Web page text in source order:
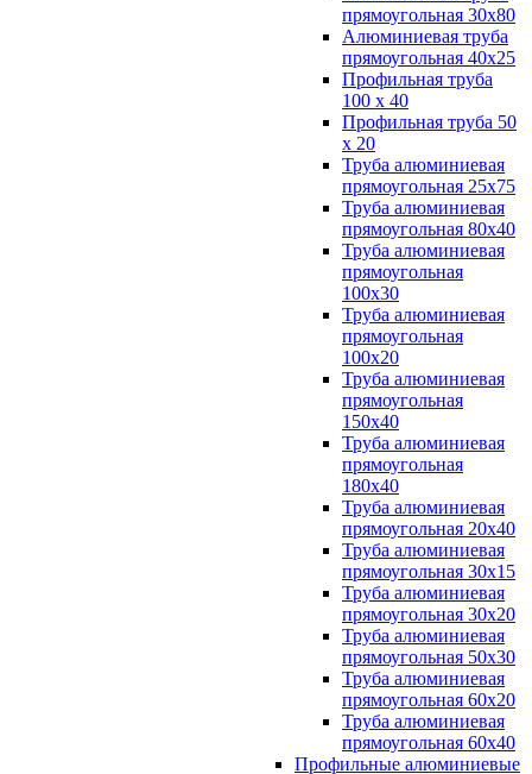
прямоугольная 30х80
Алюминиевая труба
прямоугольная 40х25
Профильная труба
100 х 40
Профильная труба 50
х 20
Труба алюминиевая
прямоугольная 25х75
Труба алюминиевая
прямоугольная 80х40
Труба алюминиевая
прямоугольная
100x30
Труба алюминиевая
прямоугольная
100х20
Труба алюминиевая
прямоугольная
150x40
Труба алюминиевая
прямоугольная
180x40
Труба алюминиевая
прямоугольная 20х40
Труба алюминиевая
прямоугольная 30x15
Труба алюминиевая
прямоугольная 30х20
Труба алюминиевая
прямоугольная 50х30
Труба алюминиевая
прямоугольная 60x20
Труба алюминиевая
прямоугольная 60х40
Профильные алюминиевые